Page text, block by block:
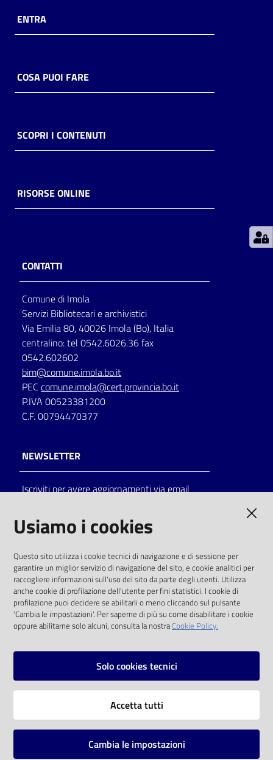
online
Piani
Decentrate
Seguici
su
on line
Eventi
Chiedi al
bibliotecario
Avvisi
ENTRA
COSA PUOI FARE
SCOPRI I CONTENUTI
RISORSE ONLINE
CONTATTI
Comune di Imola
Servizi Bibliotecari e archivistici
Via Emilia 80, 40026 Imola (Bo), Italia
centralino: tel 0542.6026.36 fax
0542.602602
bim@comune.imola.bo.it
PEC comune.imola@cert.provincia.bo.it
P.IVA 00523381200
C.F. 00794470377
NEWSLETTER
Iscriviti per avere aggiornamenti via email
solo alle condizioni previste dalla direttiva
comunitaria 2003/98/CE e dal d.lgs. 36/2006
SOCIAL
Instagram
Vai alla pagina
Usiamo i cookies
Questo sito utilizza i cookie tecnici di navigazione e di sessione per
garantire un miglior servizio di navigazione del sito, e cookie analitici per
raccogliere informazioni sull'uso del sito da parte degli utenti. Utilizza
anche cookie di profilazione dell'utente per fini statistici. I cookie di
profilazione puoi decidere se abilitarli o meno cliccando sul pulsante
'Cambia le impostazioni'. Per saperne di più su come disabilitare i cookie
oppure abilitarne solo alcuni, consulta la nostraCookie Policy.
Solo cookies tecnici
Accetta tutti
Cambia le impostazioni